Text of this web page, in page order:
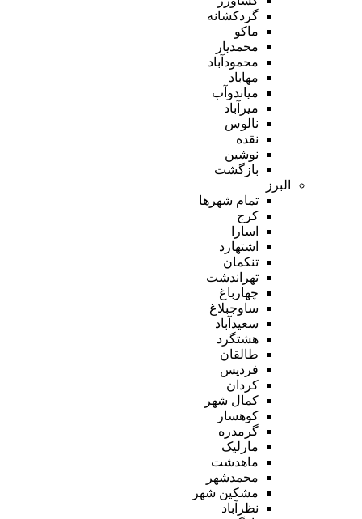
گردکشانه
ماکو
محمدیار
محمودآباد
مهاباد
میاندوآب
میرآباد
نالوس
نقده
نوشین
بازگشت
البرز
تمام شهر‌ها
کرج
اسارا
اشتهارد
تنکمان
تهراندشت
چهارباغ
ساوجبلاغ
سعیدآباد
هشتگرد
طالقان
فردیس
کردان
کمال شهر
کوهسار
گرمدره
مارلیک
ماهدشت
محمدشهر
مشکین شهر
نظرآباد